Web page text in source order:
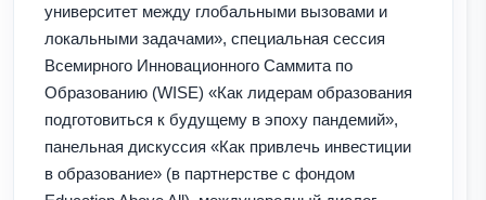
университет между глобальными вызовами и
локальными задачами», специальная сессия
Всемирного Инновационного Саммита по
Образованию (WISE) «Как лидерам образования
подготовиться к будущему в эпоху пандемий»,
панельная дискуссия «Как привлечь инвестиции
в образование» (в партнерстве с фондом